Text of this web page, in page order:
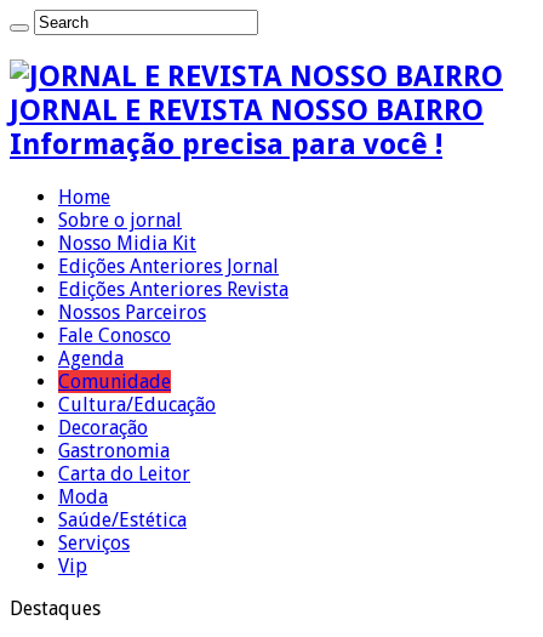
JORNAL E REVISTA NOSSO BAIRRO
Informação precisa para você !
Home
Sobre o jornal
Nosso Midia Kit
Edições Anteriores Jornal
Edições Anteriores Revista
Nossos Parceiros
Fale Conosco
Agenda
Comunidade
Cultura/Educação
Decoração
Gastronomia
Carta do Leitor
Moda
Saúde/Estética
Serviços
Vip
Destaques